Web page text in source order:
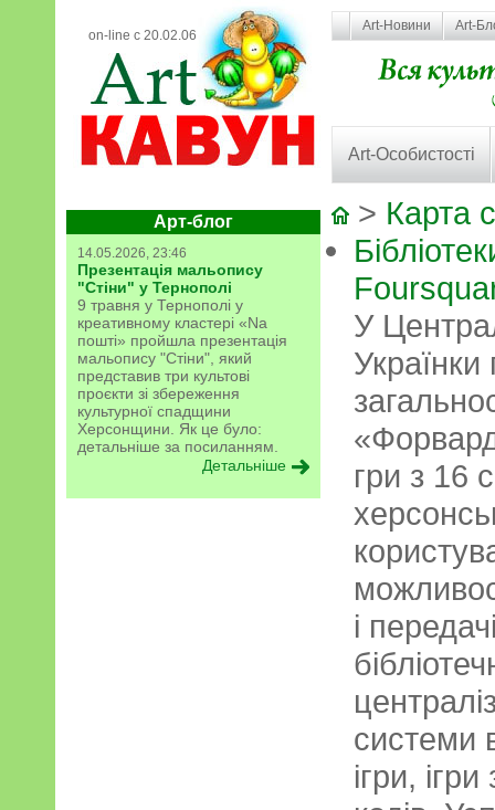
on-line с 20.02.06
Art-Новини Art-
Art-Особистості
Арт-блог
14.05.2026, 23:46
Презентація мальопису
"Стіни" у Тернополі
9 травня у Тернополі у
креативному кластері «Na
пошті» пройшла презентація
мальопису "Стіни", який
представив три культові
проєкти зі збереження
культурної спадщини
Херсонщини. Як це було:
детальніше за посиланням.
Детальніше
> Карта
У
гри з 16
і
системи
ігри,